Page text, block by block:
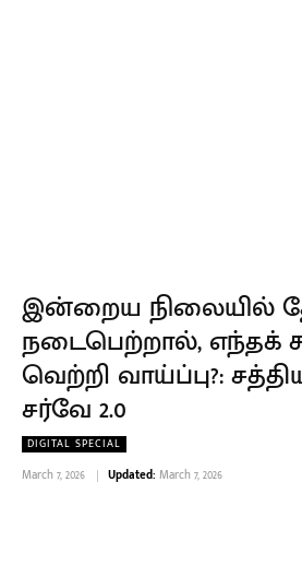
இன்றைய நிலையில்
நடைபெற்றால், எந்தக்
வெற்றி வாய்ப்பு?:
சர்வே 2.0
DIGITAL SPECIAL
March 7, 2026 Updated: March 7, 2026